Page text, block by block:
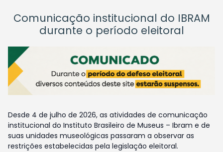
Comunicação institucional do IBRAM
durante o período eleitoral
Desde 4 de julho de 2026, as atividades de comunicação
institucional do Instituto Brasileiro de Museus – Ibram e de
suas unidades museológicas passaram a observar as
restrições estabelecidas pela legislação eleitoral.